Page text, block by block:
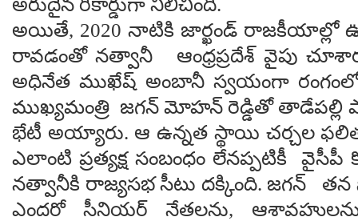
అరుదైన రికార్డుగా నిలిచింది.
అయితే, 2020 నాటికి జార్ఖండ్ రాజకీయాల్లో
రావడంతో నత్వానీ ఆంధ్రప్రదేశ్ వైపు
అధినేత ముఖేష్ అంబానీ స్వయంగా
ముఖ్యమంత్రి జగన్ మోహన్ రెడ్డితో తాడేపల్లి
భేటీ అయ్యారు. ఆ ఉన్నత స్థాయి చర్చల
ఎలాంటి ప్రత్యక్ష సంబంధం లేనప్పటికీ
నత్వానీకి రాజ్యసభ సీటు దక్కింది. జగన్ తన
ఎందరో సీనియర్ నేతలను,